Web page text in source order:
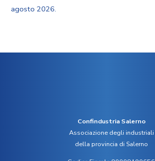
agosto 2026.
Confindustria Salerno
Associazione degli industriali
della provincia di Salerno